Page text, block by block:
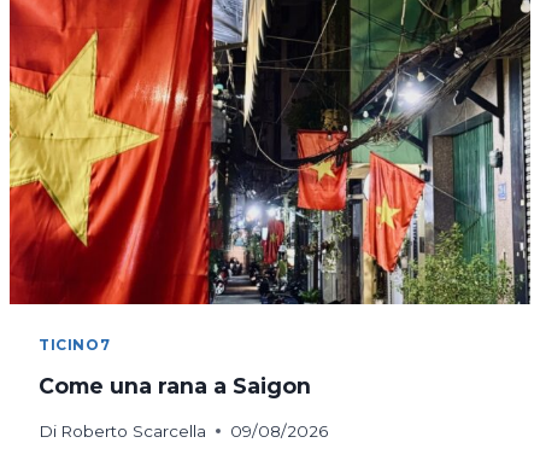
TICINO7
Come una rana a Saigon
Di Roberto Scarcella 09/08/2026